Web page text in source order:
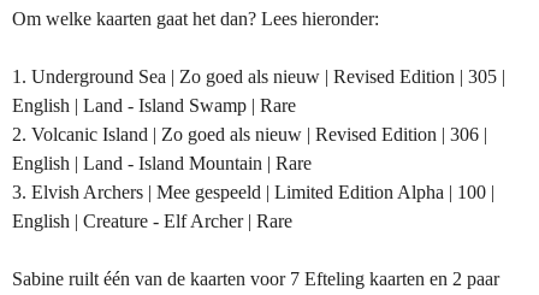
Om welke kaarten gaat het dan? Lees hieronder:
1. Underground Sea | Zo goed als nieuw | Revised Edition | 305 |
English | Land - Island Swamp | Rare
2. Volcanic Island | Zo goed als nieuw | Revised Edition | 306 |
English | Land - Island Mountain | Rare
3. Elvish Archers | Mee gespeeld | Limited Edition Alpha | 100 |
English | Creature - Elf Archer | Rare
Sabine ruilt één van de kaarten voor 7 Efteling kaarten en 2 paar